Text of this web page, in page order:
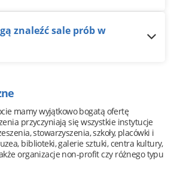
mamy wyjątkowo bogatą ofertę
przyczyniają się wszystkie instytucje
stowarzyszenia, szkoły, placówki i
biblioteki, galerie sztuki, centra kultury,
organizacje non-profit czy różnego typu